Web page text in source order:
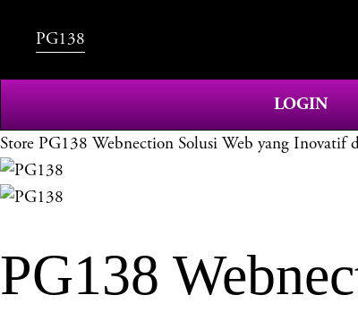
PG138
LOGIN
Store PG138 Webnection Solusi Web yang Inovatif
PG138